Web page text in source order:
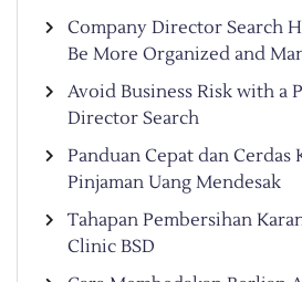
Company Director Search
Be More Organized and
Avoid Business Risk with a
Director Search
Panduan Cepat dan Cerdas
Pinjaman Uang Mendesak
Tahapan Pembersihan
Clinic BSD